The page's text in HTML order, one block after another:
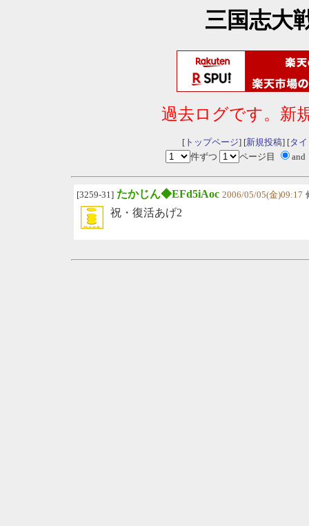
三国志大
過去ログです。新
[トップページ] [新規投稿] [タ
件ずつ
ページ目 and
[3259-31] たかじん◆EFd5iAoc 2006/05/05(金)09:17
祝・復活あげ2